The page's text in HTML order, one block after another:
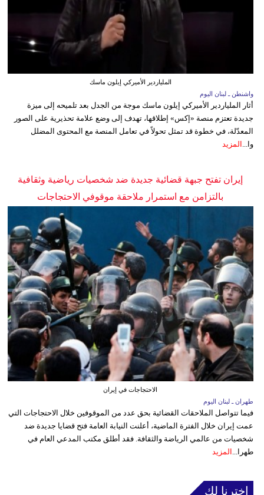
الملياردير الأميركي إيلون ماسك
واشنطن ـ لبنان اليوم
أثار الملياردير الأميركي إيلون ماسك موجة من الجدل بعد تلميحه إلى ميزة
جديدة تعتزم منصة «إكس» إطلاقها، تهدف إلى وضع علامة تحذيرية على الصور
المعدّلة، في خطوة قد تمثل تحولاً في تعامل المنصة مع المحتوى المضلل
وا... المزيد
إيران تفتح جبهة قضائية جديدة ضد شخصيات رياضية وثقافية
بالتزامن مع استمرار ملاحقة موقوفي الاحتجاجات
الاحتجاجات في إيران
طهران ـ لبنان اليوم
فيما تتواصل الملاحقات القضائية بحق عدد من الموقوفين خلال الاحتجاجات التي
عمت إيران خلال الفترة الماضية، أعلنت النيابة العامة فتح قضايا جديدة ضد
شخصيات من عالمي الرياضة والثقافة. فقد أطلق مكتب المدعي العام في
طهرا... المزيد
إخترنا لك